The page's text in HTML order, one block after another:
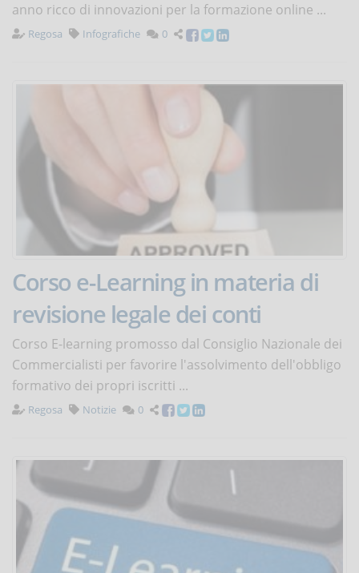
anno ricco di innovazioni per la formazione online ...
Regosa Infografiche 0
Corso e-Learning in materia di
revisione legale dei conti
Corso E-learning promosso dal Consiglio Nazionale dei
Commercialisti per favorire l'assolvimento dell'obbligo
formativo dei propri iscritti ...
Regosa Notizie 0